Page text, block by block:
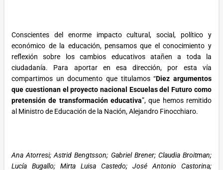
Conscientes del enorme impacto cultural, social, político y
económico de la educación, pensamos que el conocimiento y
reflexión sobre los cambios educativos atañen a toda la
ciudadanía. Para aportar en esa dirección, por esta vía
compartimos un documento que titulamos “Diez argumentos
que cuestionan el proyecto nacional Escuelas del Futuro como
pretensión de transformación educativa”, que hemos remitido
al Ministro de Educación de la Nación, Alejandro Finocchiaro.
Ana Atorresi; Astrid Bengtsson; Gabriel Brener; Claudia Broitman;
Lucía Bugallo; Mirta Luisa Castedo; José Antonio Castorina;